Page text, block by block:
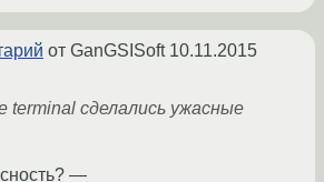
от GanGSISoft 10.11.2015
terminal сделались ужасные
—